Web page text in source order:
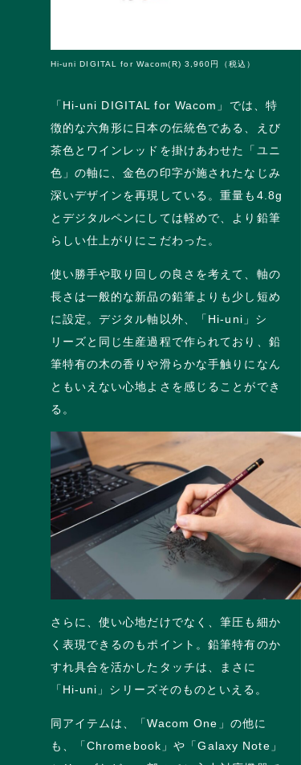
Hi-uni DIGITAL for Wacom(R) 3,960円（税込）
「Hi-uni DIGITAL for Wacom」では、特
徴的な六角形に日本の伝統色である、えび
茶色とワインレッドを掛けあわせた「ユニ
色」の軸に、金色の印字が施されたなじみ
深いデザインを再現している。重量も4.8g
とデジタルペンにしては軽めで、より鉛筆
らしい仕上がりにこだわった。
使い勝手や取り回しの良さを考えて、軸の
長さは一般的な新品の鉛筆よりも少し短め
に設定。デジタル軸以外、「Hi-uni」シ
リーズと同じ生産過程で作られており、鉛
筆特有の木の香りや滑らかな手触りになん
ともいえない心地よさを感じることができ
る。
さらに、使い心地だけでなく、筆圧も細か
く表現できるのもポイント。鉛筆特有のか
すれ具合を活かしたタッチは、まさに
「Hi-uni」シリーズそのものといえる。
同アイテムは、「Wacom One」の他に
も、「Chromebook」や「Galaxy Note」